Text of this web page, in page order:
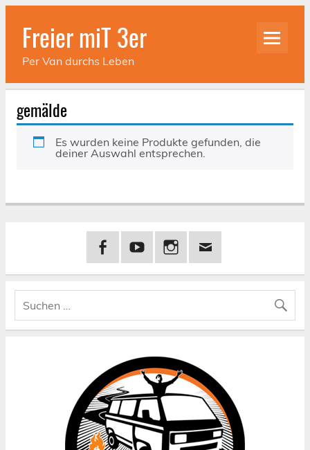
Skip
contentFreier miT 3er
Per Van durchs Leben
gemälde
Es wurden keine Produkte gefunden, die
deiner Auswahl entsprechen.